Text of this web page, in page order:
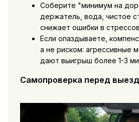
Соберите "минимум на
держатель, вода, чистое
снижает ошибки в
Если опаздываете,
а не риском: агрессивные
дают выигрыш более 1-3
Самопроверка перед